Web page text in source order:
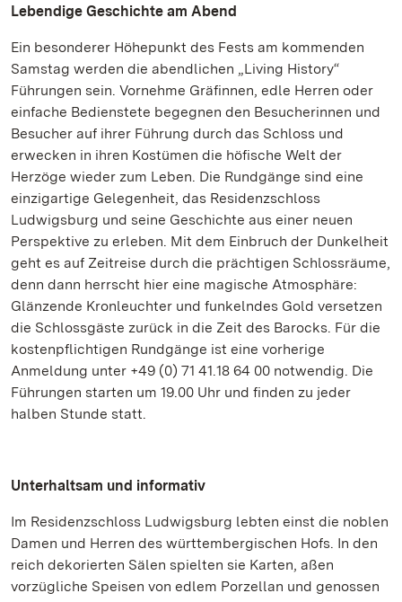
Lebendige Geschichte am Abend
Ein besonderer Höhepunkt des Fests am kommenden
Samstag werden die abendlichen „Living History“
Führungen sein. Vornehme Gräfinnen, edle Herren oder
einfache Bedienstete begegnen den Besucherinnen und
Besucher auf ihrer Führung durch das Schloss und
erwecken in ihren Kostümen die höfische Welt der
Herzöge wieder zum Leben. Die Rundgänge sind eine
einzigartige Gelegenheit, das Residenzschloss
Ludwigsburg und seine Geschichte aus einer neuen
Perspektive zu erleben. Mit dem Einbruch der Dunkelheit
geht es auf Zeitreise durch die prächtigen Schlossräume,
denn dann herrscht hier eine magische Atmosphäre:
Glänzende Kronleuchter und funkelndes Gold versetzen
die Schlossgäste zurück in die Zeit des Barocks. Für die
kostenpflichtigen Rundgänge ist eine vorherige
Anmeldung unter +49 (0) 71 41.18 64 00 notwendig. Die
Führungen starten um 19.00 Uhr und finden zu jeder
halben Stunde statt.
Unterhaltsam und informativ
Im Residenzschloss Ludwigsburg lebten einst die noblen
Damen und Herren des württembergischen Hofs. In den
reich dekorierten Sälen spielten sie Karten, aßen
vorzügliche Speisen von edlem Porzellan und genossen